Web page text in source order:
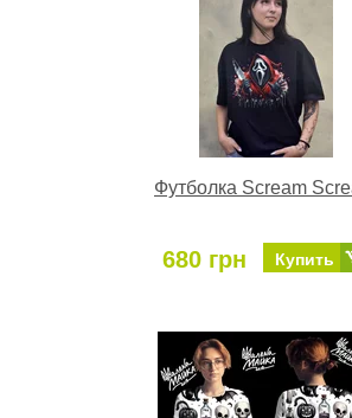
Футболка Scream
680 грн Купить